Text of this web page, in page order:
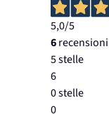
5,0/5
6
5 stelle
6
0 stelle
0